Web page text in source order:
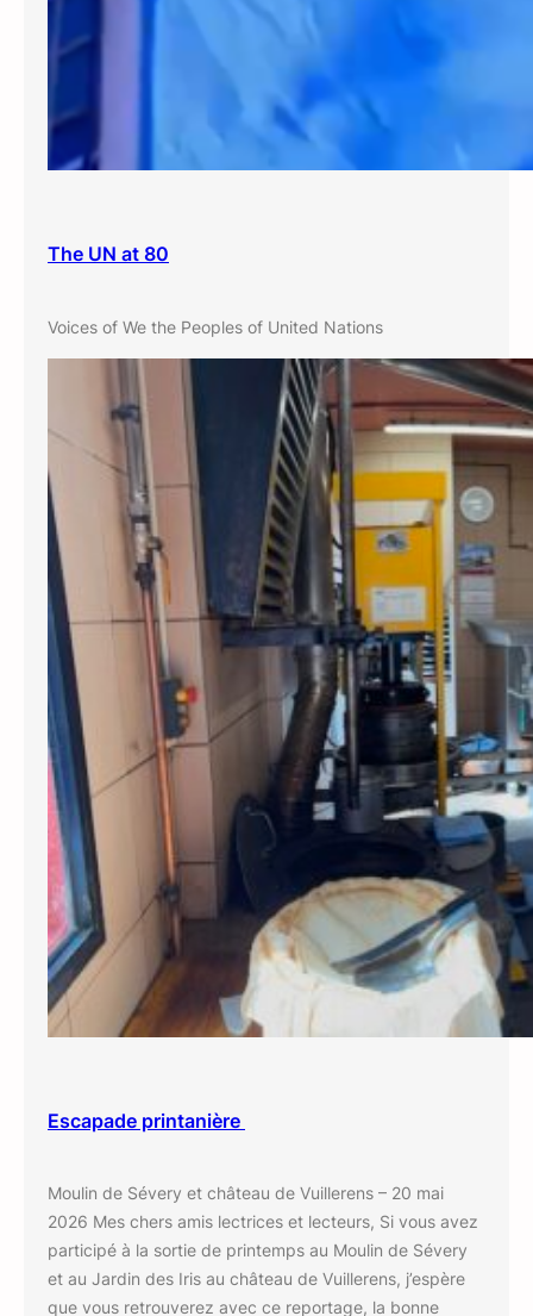
The UN at 80
Voices of We the Peoples of United Nations
Escapade printanière
Moulin de Sévery et château de Vuillerens – 20 mai
2026 Mes chers amis lectrices et lecteurs, Si vous avez
participé à la sortie de printemps au Moulin de Sévery
et au Jardin des Iris au château de Vuillerens, j’espère
que vous retrouverez avec ce reportage, la bonne